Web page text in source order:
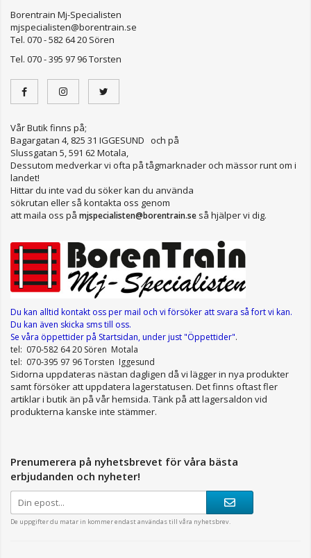
Borentrain Mj-Specialisten
mjspecialisten@borentrain.se
Tel. 070 - 582 64 20 Sören
Tel. 070 - 395 97 96 Torsten
Vår Butik finns på;
Bagargatan 4, 825 31 IGGESUND och på
Slussgatan 5, 591 62 Motala,
Dessutom medverkar vi ofta på tågmarknader och mässor runt om i
landet!
Hittar du inte vad du söker kan du använda
sökrutan eller så kontakta oss genom
att maila oss på mjspecialisten@borentrain.se så hjälper vi dig.
Du kan alltid kontakt oss per mail och vi försöker att svara så fort vi kan.
Du kan även skicka sms till oss.
Se våra öppettiderpå Startsidan, under just "Öppettider".
tel: 070-582 64 20 Sören Motala
tel: 070-395 97 96 Torsten Iggesund
Sidorna uppdateras nästan dagligen då vi lägger in nya produkter
samt försöker att uppdatera lagerstatusen. Det finns oftast fler
artiklar i butik än på vår hemsida. Tänk på att lagersaldon vid
produkterna kanske inte stämmer.
Prenumerera på nyhetsbrevet för våra bästa
erbjudanden och nyheter!
De uppgifter du matar in kommer endast användas till våra nyhetsbrev.